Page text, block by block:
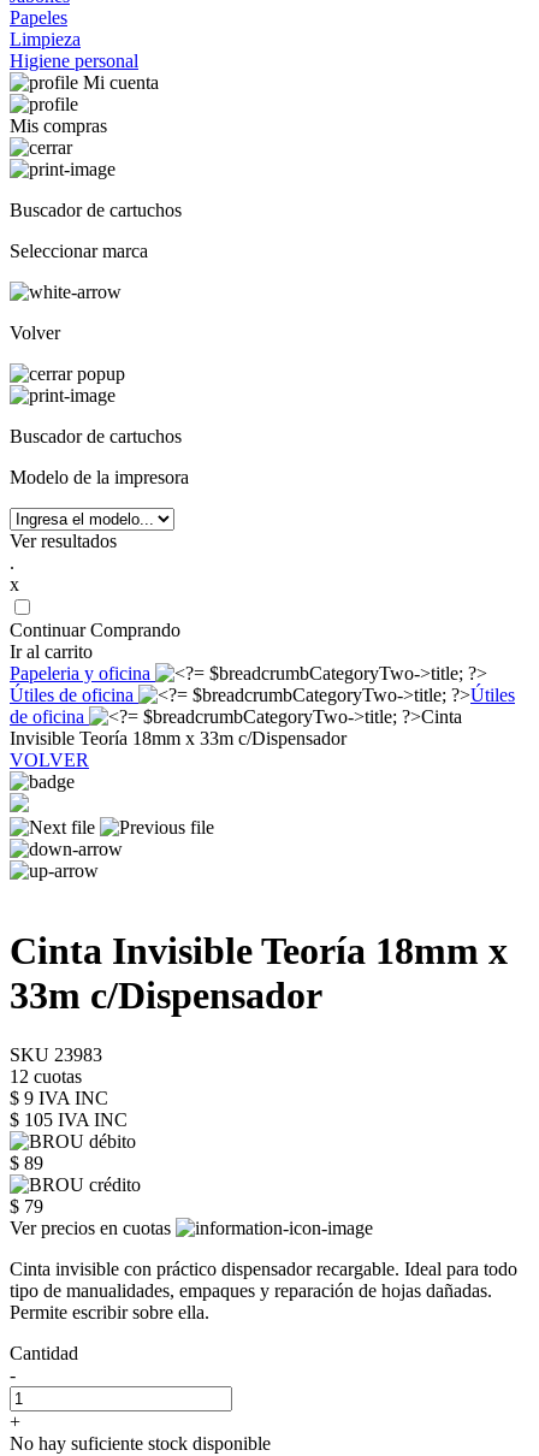
Papeles
Limpieza
Higiene personal
Mi cuenta
Mis compras
Buscador de cartuchos
Seleccionar marca
Volver
Buscador de cartuchos
Modelo de la impresora
Ver resultados
.
x
Continuar Comprando
Ir al carrito
Papeleria y oficina
Útiles de oficina
Útiles
de oficina
Cinta
Invisible Teoría 18mm x 33m c/Dispensador
VOLVER
Cinta Invisible Teoría 18mm x
33m c/Dispensador
SKU 23983
12 cuotas
$ 9 IVA INC
$ 105 IVA INC
$ 89
$ 79
Ver precios en cuotas
Cinta invisible con práctico dispensador recargable. Ideal para todo
tipo de manualidades, empaques y reparación de hojas dañadas.
Permite escribir sobre ella.
Cantidad
-
+
No hay suficiente stock disponible